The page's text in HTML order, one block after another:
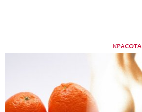
КРАСОТА